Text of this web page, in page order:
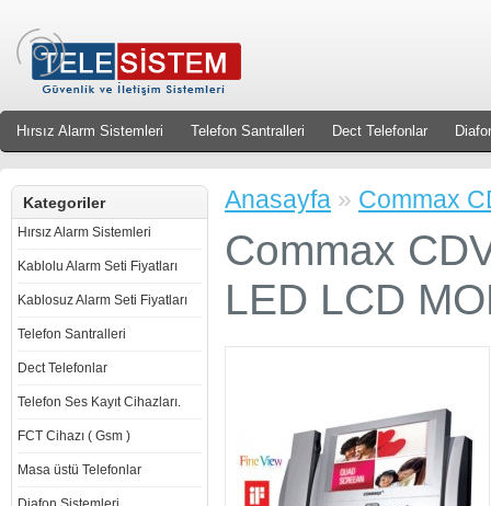
Hırsız Alarm Sistemleri Telefon Santralleri Dect Telefonlar
Kategoriler
Hırsız Alarm Sistemleri
Kablolu Alarm Seti Fiyatları
Kablosuz Alarm Seti Fiyatları
Telefon Santralleri
Dect Telefonlar
Telefon Ses Kayıt Cihazları.
FCT Cihazı ( Gsm )
Masa üstü Telefonlar
Anasayfa » Commax
Commax
LED LCD